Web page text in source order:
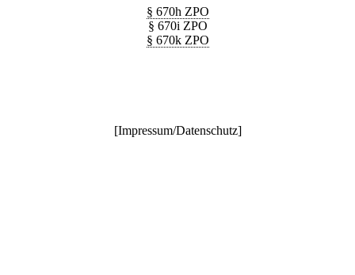
§ 670h ZPO
§ 670i ZPO
§ 670k ZPO
[Impressum/Datenschutz]